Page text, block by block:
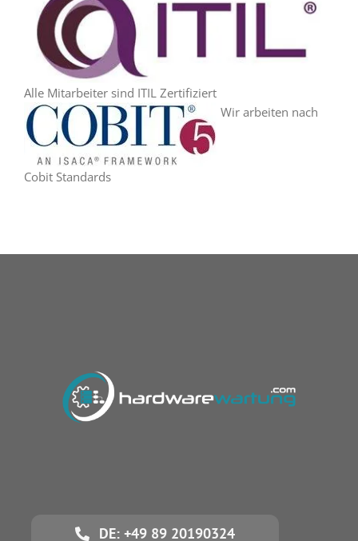
Alle Mitarbeiter sind ITIL Zertifiziert
Wir arbeiten nach
Cobit Standards
DE: +49 89 20190324